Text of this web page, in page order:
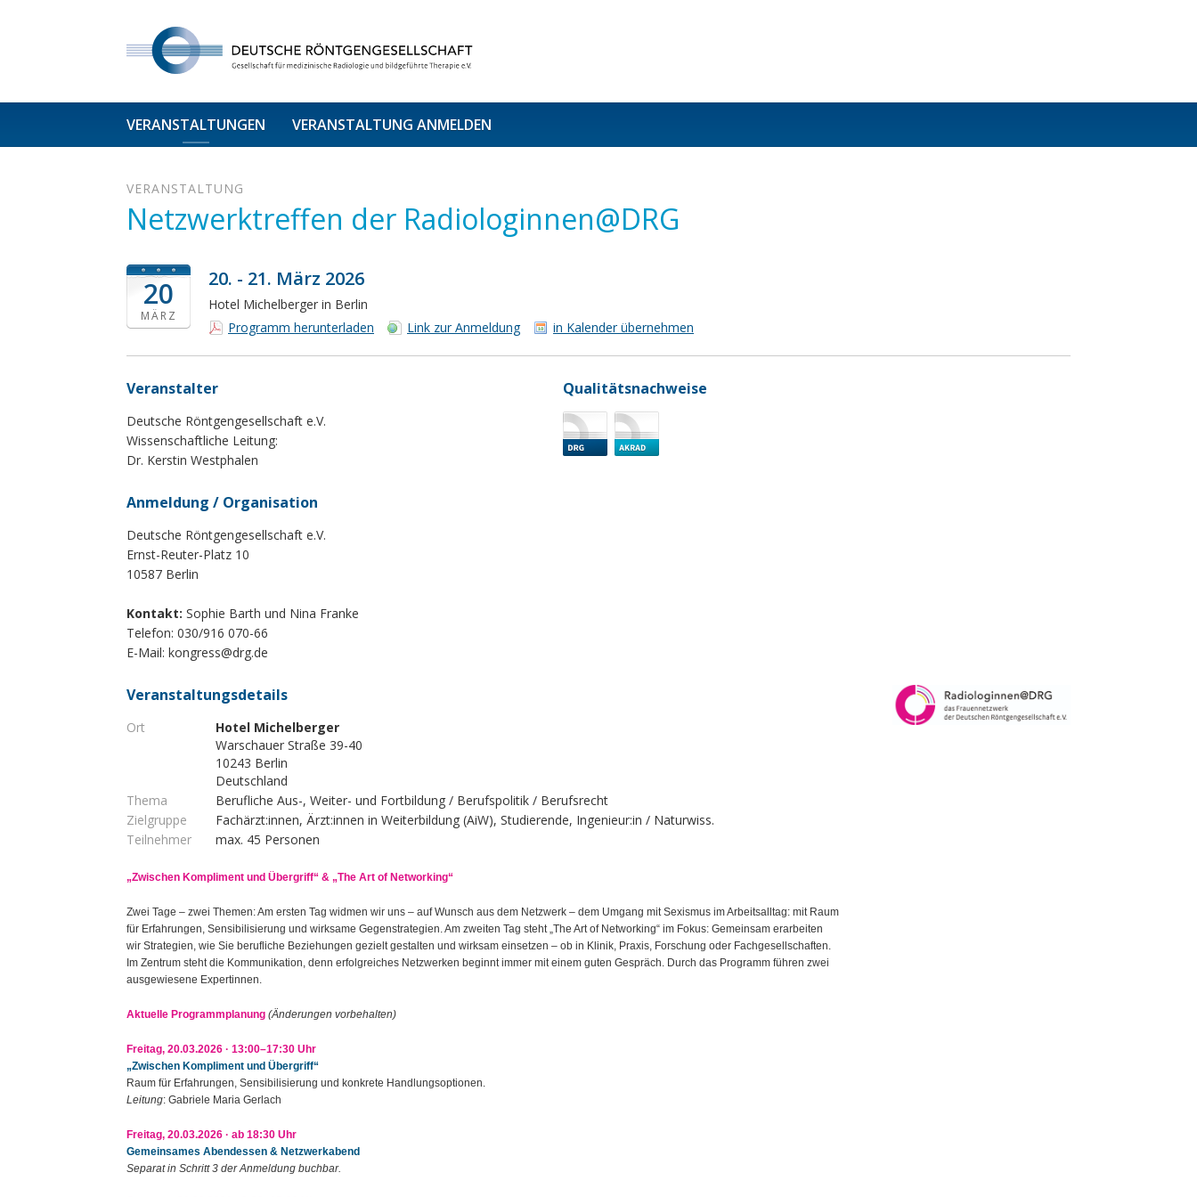
VERANSTALTUNGEN VERANSTALTUNG ANMELDEN
VERANSTALTUNG
Netzwerktreffen der Radiologinnen@DRG
20
MÄRZ
20. - 21. März 2026
Hotel Michelberger in Berlin
Programm herunterladen
Link zur Anmeldung in Kalender übernehmen
Veranstalter
Deutsche Röntgengesellschaft e.V.
Wissenschaftliche Leitung:
Dr. Kerstin Westphalen
Anmeldung / Organisation
Deutsche Röntgengesellschaft e.V.
Ernst-Reuter-Platz 10
10587 Berlin
Kontakt: Sophie Barth und Nina Franke
Telefon: 030/916 070-66
E-Mail: kongress@drg.de
Qualitätsnachweise
Veranstaltungsdetails
Ort
Hotel Michelberger
Warschauer Straße 39-40
10243 Berlin
Deutschland
Thema
Berufliche Aus-, Weiter- und Fortbildung / Berufspolitik / Berufsrecht
Zielgruppe
Fachärzt:innen, Ärzt:innen in Weiterbildung (AiW), Studierende, Ingenieur:in / Naturwiss.
Teilnehmer
max. 45 Personen
„Zwischen Kompliment und Übergriff“ & „The Art of Networking“
Zwei Tage – zwei Themen: Am ersten Tag widmen wir uns – auf Wunsch aus dem Netzwerk – dem Umgang mit Sexismus im Arbeitsalltag: mit Raum
für Erfahrungen, Sensibilisierung und wirksame Gegenstrategien. Am zweiten Tag steht„The ArtofNetworking“ im Fokus: Gemeinsam erarbeiten
wir Strategien, wie Sie berufliche Beziehungen gezielt gestalten und wirksam einsetzen – ob in Klinik, Praxis, Forschung oder Fachgesellschaften.
Im Zentrum steht die Kommunikation, denn erfolgreiches Netzwerken beginnt immer mit einem guten Gespräch. Durch das Programm führen zwei
ausgewiesene Expertinnen.
Aktuelle Programmplanung (Änderungen vorbehalten)
Freitag, 20.03.2026 · 13:00–17:30 Uhr
„Zwischen Kompliment und Übergriff“
Raum für Erfahrungen, Sensibilisierung und konkrete Handlungsoptionen.
Leitung: Gabriele Maria Gerlach
Freitag, 20.03.2026 · ab 18:30 Uhr
Gemeinsames Abendessen & Netzwerkabend
Separat in Schritt 3 der Anmeldung buchbar.